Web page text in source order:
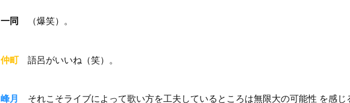
一同 （爆笑）。
仲町語呂がいいね（笑）。
峰月
それこそライブによって歌い方を工夫しているところは無限大の可能性 を感